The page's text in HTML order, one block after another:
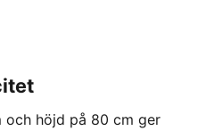
och höjd på 80 cm ger